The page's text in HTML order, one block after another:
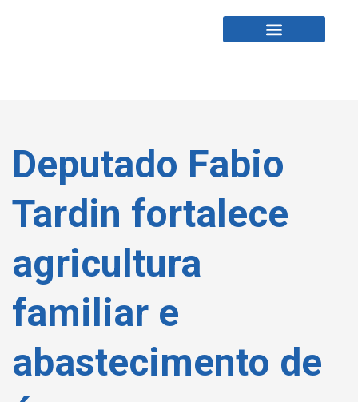
Deputado Fabio
Tardin fortalece
agricultura
familiar e
abastecimento de